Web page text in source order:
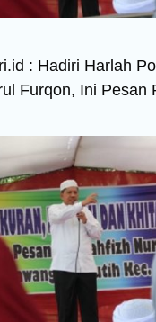
: Hadiri Harlah
Furqon, Ini Pesan